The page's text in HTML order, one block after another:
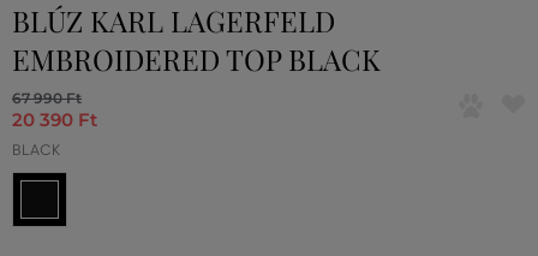
BLÚZ KARL LAGERFELD
EMBROIDERED TOP BLACK
67 990 Ft
20 390 Ft
BLACK